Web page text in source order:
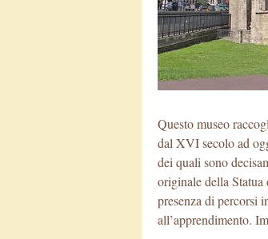
Questo museo
dal XVI secolo ad
dei quali sono
originale della
presenza di percorsi
all’apprendimento.